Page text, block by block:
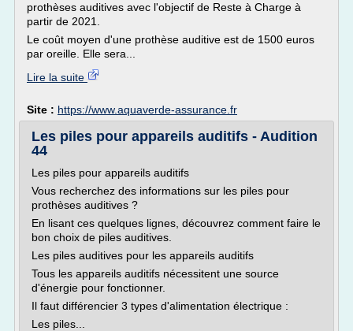
prothèses auditives avec l'objectif de Reste à Charge à
partir de 2021.
Le coût moyen d'une prothèse auditive est de 1500 euros
par oreille. Elle sera...
Lire la suite
Site : https://www.aquaverde-assurance.fr
Les piles pour appareils auditifs - Audition
44
Les piles pour appareils auditifs
Vous recherchez des informations sur les piles pour
prothèses auditives ?
En lisant ces quelques lignes, découvrez comment faire le
bon choix de piles auditives.
Les piles auditives pour les appareils auditifs
Tous les appareils auditifs nécessitent une source
d'énergie pour fonctionner.
Il faut différencier 3 types d'alimentation électrique :
Les piles...